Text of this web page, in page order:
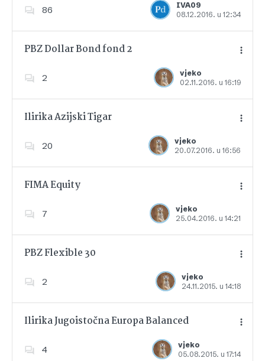
86
IVA09
08.12.2016. u 12:34
Dodajte u favorite
PBZ Dollar Bond fond 2
2
vjeko
02.11.2016. u 16:19
Dodajte u favorite
Ilirika Azijski Tigar
20
vjeko
20.07.2016. u 16:56
Dodajte u favorite
FIMA Equity
7
vjeko
25.04.2016. u 14:21
Dodajte u favorite
PBZ Flexible 30
2
vjeko
24.11.2015. u 14:18
Dodajte u favorite
Ilirika Jugoistočna Europa Balanced
4
vjeko
05.08.2015. u 17:14
Dodajte u favorite